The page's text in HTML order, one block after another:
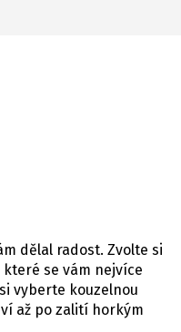
dělal radost. Zvolte si
se vám nejvíce
vyberte kouzelnou
až po zalití horkým